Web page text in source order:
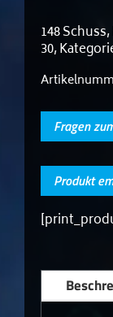
148
30,
Fragen
Produkt